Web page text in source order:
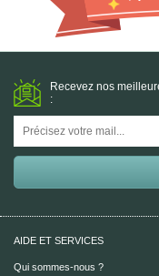
Recevez nos
:
AIDE ET SERVICES
Qui sommes-nous ?